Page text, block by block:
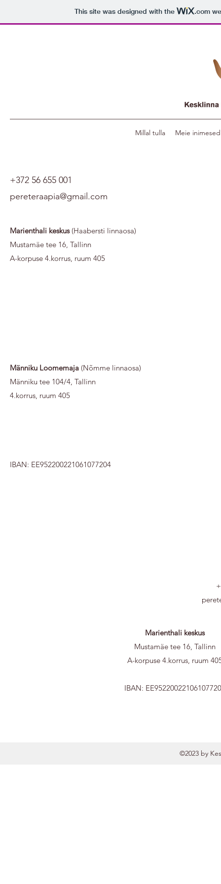
This site was designed with the .com
Millal tulla Meie inimesed
+372 56 655 001
pereteraapia@gmail.com
Marienthali keskus(Haabersti linnaosa)
Mustamäe tee 16, Tallinn
A-korpuse 4.korrus, ruum 405
Männiku Loomemaja (Nõmme linnaosa)
Männiku tee 104/4, Tallinn
4.korrus, ruum 405
IBAN: EE952200221061077204
Marienthali keskus
Mustamäe tee 16, Tallinn
A-korpuse 4.korrus, ruum
IBAN:
©2023 by